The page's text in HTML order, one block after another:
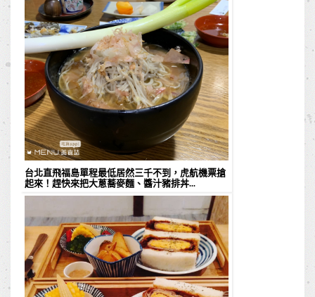
台北直飛福島單程最低居然三千不到，虎航機票搶
起來！趕快來把大蔥蕎麥麵、醬汁豬排丼...